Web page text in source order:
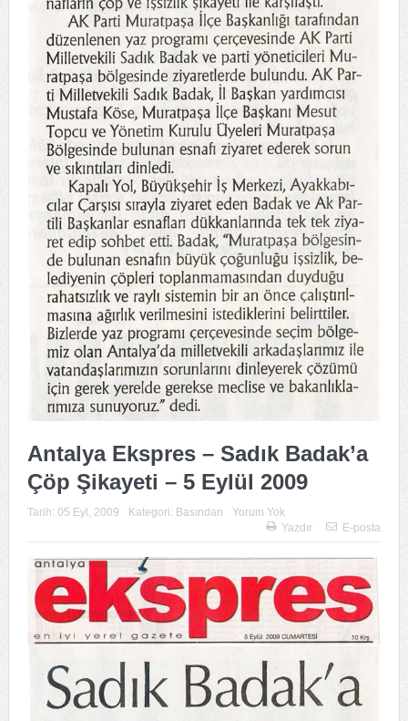
Antalya Ekspres – Sadık Badak’a
Çöp Şikayeti – 5 Eylül 2009
Tarih: 05 Eyl, 2009 Kategori: Basından
Yorum Yok
Yazdır
E-posta